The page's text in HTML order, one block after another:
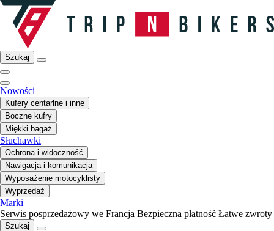
Szukaj
Nowości
Kufery centarlne i inne
Boczne kufry
Miękki bagaż
Słuchawki
Ochrona i widoczność
Nawigacja i komunikacja
Wyposażenie motocyklisty
Wyprzedaż
Marki
Serwis posprzedażowy we Francja Bezpieczna płatność Łatwe zwroty
Szukaj